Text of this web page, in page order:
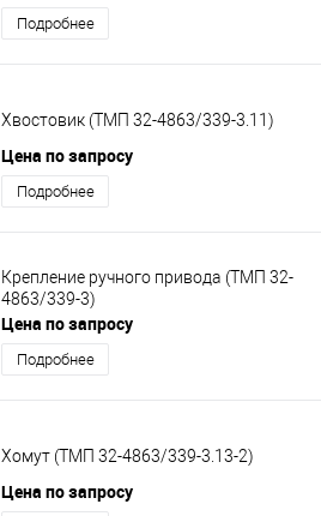
Подробнее
Хвостовик (ТМП 32-4863/339-3.11)
Цена по запросу
Подробнее
Крепление ручного привода (ТМП 32-
4863/339-3)
Цена по запросу
Подробнее
Хомут (ТМП 32-4863/339-3.13-2)
Цена по запросу